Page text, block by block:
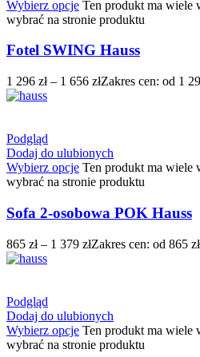
Wybierz opcje Ten produkt ma wiele
wybrać na stronie produktu
Fotel SWING Hauss
1 296 zł – 1 656 złZakres cen: od 1
Podgląd
Dodaj do ulubionych
Wybierz opcje Ten produkt ma wiele
wybrać na stronie produktu
Sofa 2-osobowa POK Hauss
865 zł – 1 379 złZakres cen: od 865
Podgląd
Dodaj do ulubionych
Wybierz opcje Ten produkt ma wiele
wybrać na stronie produktu